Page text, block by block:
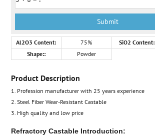
Al2O3 Content: 75% SiO2 Content:
Shape::
Powder
Product Description
1. Profession manufacturer with 25 years experience
2. Steel Fiber Wear-Resistant Castable
3. High quality and low price
Refractory Castable Introduction: